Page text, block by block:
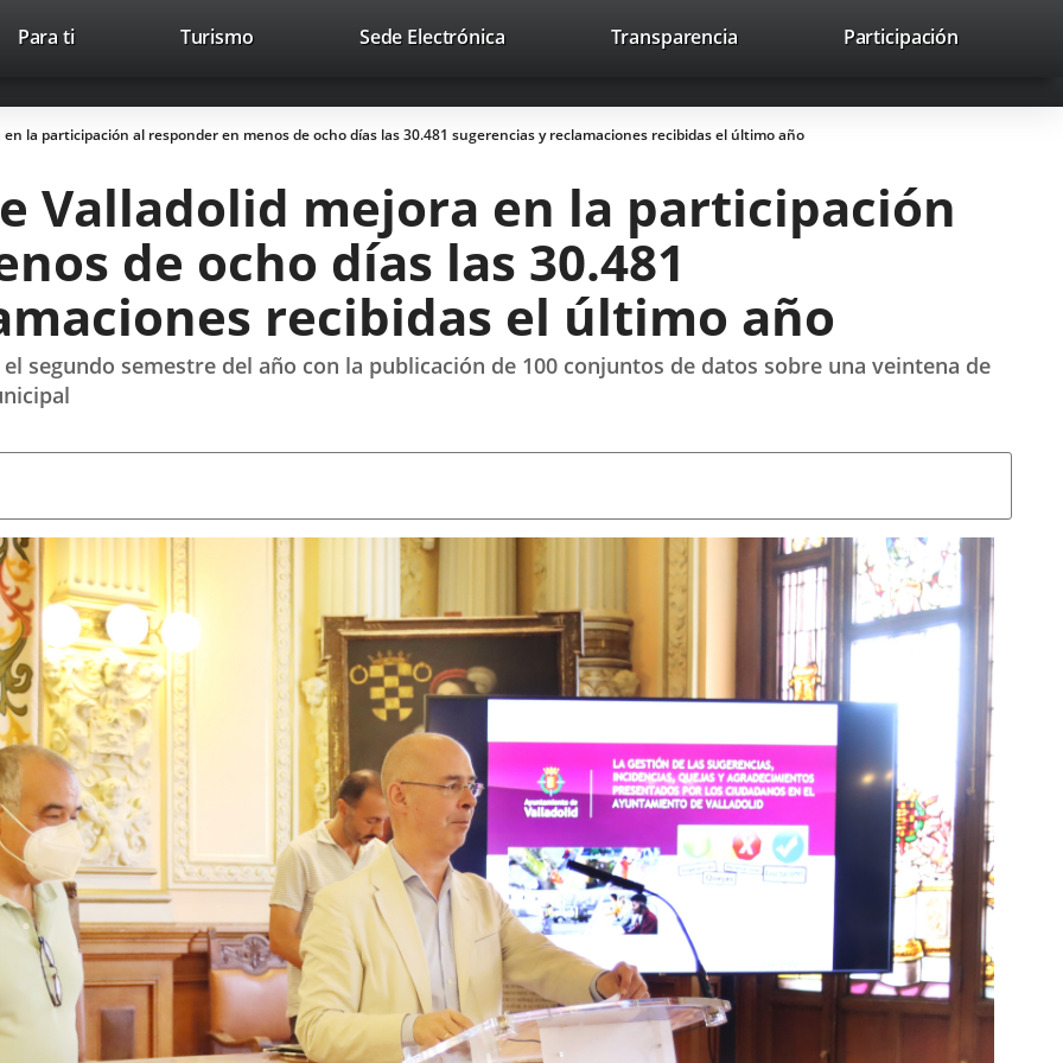
Trabaja con nosotros Contacto avaHeaderSocial
Enlace
una
aplicación
Enlace
una
aplicación
Enlace
una
aplicación
Buscar
Para ti TurismoEste
abrirá
en
ventana
nueva.
Sede ElectrónicaEnlace
aplicación
externa.
Transparencia Participación
la participación al responder en menos de ocho días las 30.481 sugerencias y reclamaciones recibidas el último año
Valladolid mejora en la participación
de ocho días las 30.481
recibidas el último año
segundo semestre del año con la publicación de 100 conjuntos de datos sobre una veintena de